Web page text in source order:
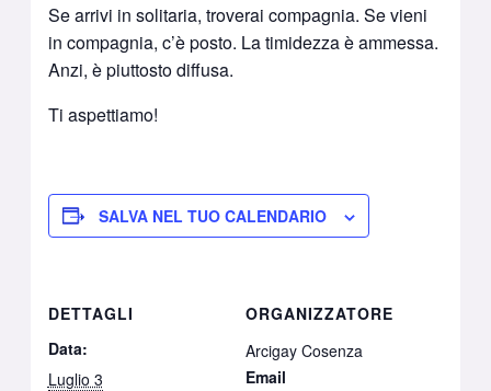
Se arrivi in solitaria, troverai compagnia. Se vieni
in compagnia, c’è posto. La timidezza è ammessa.
Anzi, è piuttosto diffusa.
Ti aspettiamo!
SALVA NEL TUO CALENDARIO
DETTAGLI
Data:
Luglio 3
ORGANIZZATORE
Arcigay Cosenza
Email